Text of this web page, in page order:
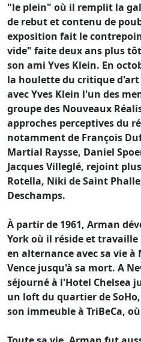
"le plein" où il remplit la
de rebut et contenu de
exposition fait le
vide" faite deux ans plus
son ami Yves Klein. En
la houlette du critique d'art
avec Yves Klein l'un des
groupe des Nouveaux
approches perceptives du
notamment de François
Martial Raysse, Daniel
Jacques Villeglé, rejoint
Rotella, Niki de Saint
Deschamps.
À partir de 1961, Arman
York où il réside et
en alternance avec sa vie à
Vence jusqu'à sa mort. A
séjourné à l'Hotel Chelsea
un loft du quartier de
son immeuble à TriBeCa,